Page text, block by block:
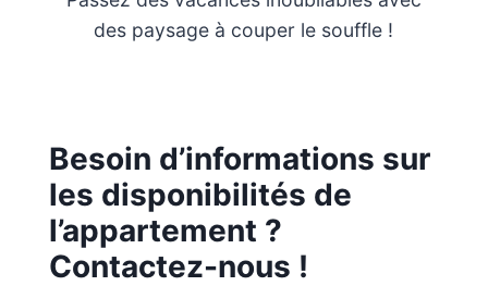
des paysage à couper le souffle !
Besoin d’informations sur
les disponibilités de
l’appartement ?
Contactez-nous !